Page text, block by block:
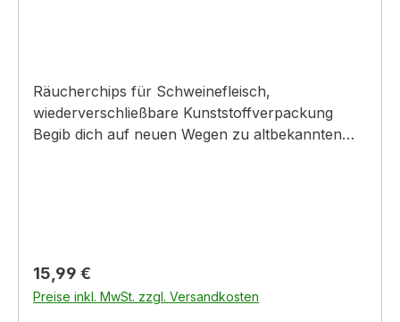
Räucherchips für Schweinefleisch,
wiederverschließbare Kunststoffverpackung
Begib dich auf neuen Wegen zu altbekannten
beeindruckend.
Regulärer Preis:
15,99 €
Preise inkl. MwSt. zzgl. Versandkosten